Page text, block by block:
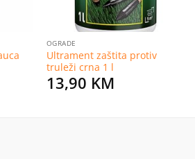
OGRADE
Ultrament zaštita protiv
truleži crna 1 l
13,90 KM